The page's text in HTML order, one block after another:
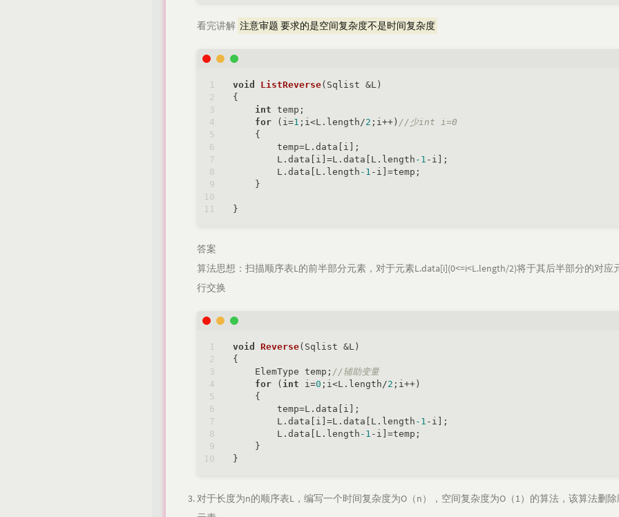
看完讲解 注意审题 要求的是空间复杂度不是时间复杂度
void ListReverse(Sqlist &L)
{
int temp;
for (i=1 ;i<L.length/2 ;i++) //少int i=0
    {
        temp=L.data[i];
        L.data[i]=L.data[L.length
-1 -i];
        L.data[L.length
-1 -i]=temp;
    }
答案
算法思想：扫描顺序表L的前半部分元素，对于元素L.data[i](0<=i<L.length/2)将于其后半部分的对应
行交换
void Reverse(Sqlist &L)
{
    ElemType temp;
//辅助变量
for ( int i=0 ;i<L.length/2 ;i++)
    {
        temp=L.data[i];
        L.data[i]=L.data[L.length
-1 -i];
        L.data[L.length
-1 -i]=temp;
    }
对于长度为n的顺序表L，编写一个时间复杂度为O（n），空间复杂度为O（1）的算法，该算法删